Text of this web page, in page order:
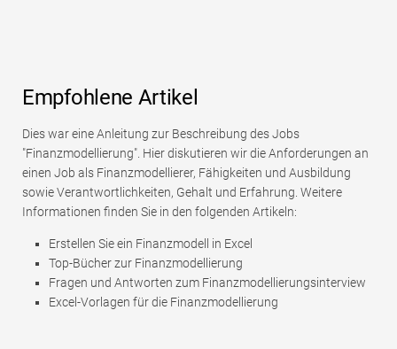
Empfohlene Artikel
Dies war eine Anleitung zur Beschreibung des Jobs
"Finanzmodellierung". Hier diskutieren wir die Anforderungen an
einen Job als Finanzmodellierer, Fähigkeiten und Ausbildung
sowie Verantwortlichkeiten, Gehalt und Erfahrung. Weitere
Informationen finden Sie in den folgenden Artikeln:
Erstellen Sie ein Finanzmodell in Excel
Top-Bücher zur Finanzmodellierung
Fragen und Antworten zum Finanzmodellierungsinterview
Excel-Vorlagen für die Finanzmodellierung